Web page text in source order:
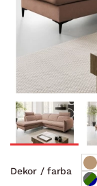
Dekor / farba